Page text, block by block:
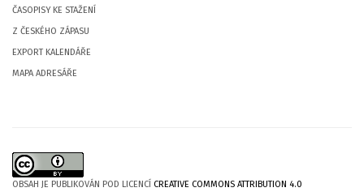
ČASOPISY KE STAŽENÍ
Z ČESKÉHO ZÁPASU
EXPORT KALENDÁŘE
MAPA ADRESÁŘE
OBSAH JE PUBLIKOVÁN POD LICENCÍ CREATIVE COMMONS ATTRIBUTION 4.0